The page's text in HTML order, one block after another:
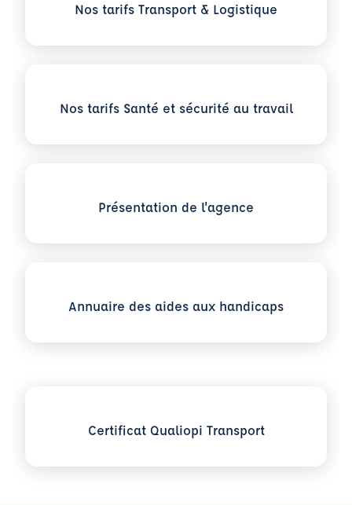
Nos tarifs Transport & Logistique
Nos tarifs Santé et sécurité au travail
Présentation de l'agence
Annuaire des aides aux handicaps
Certificat Qualiopi Transport